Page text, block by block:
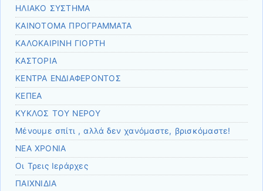
ΗΛΙΑΚΟ ΣΥΣΤΗΜΑ
ΚΑΙΝΟΤΟΜΑ ΠΡΟΓΡΑΜΜΑΤΑ
ΚΑΛΟΚΑΙΡΙΝΗ ΓΙΟΡΤΗ
ΚΑΣΤΟΡΙΑ
ΚΕΝΤΡΑ ΕΝΔΙΑΦΕΡΟΝΤΟΣ
ΚΕΠΕΑ
ΚΥΚΛΟΣ ΤΟΥ ΝΕΡΟΥ
Μένουμε σπίτι , αλλά δεν χανόμαστε, βρισκόμαστε!
ΝΕΑ ΧΡΟΝΙΑ
Οι Τρεις Ιεράρχες
ΠΑΙΧΝΙΔΙΑ